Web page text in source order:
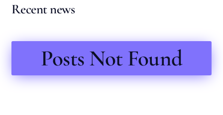
Recent news
Posts Not Found